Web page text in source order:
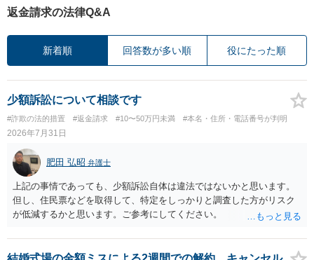
返金請求の法律Q&A
新着順 回答数が多い順 役にたった順
少額訴訟について相談です
#詐欺の法的措置 #返金請求 #10〜50万円未満 #本名・住所・電話番号が判明
2026年7月31日
肥田 弘昭 弁護士
上記の事情であっても、少額訴訟自体は違法ではないかと思います。
但し、住民票などを取得して、特定をしっかりと調査した方がリスク
が低減するかと思います。ご参考にしてください。